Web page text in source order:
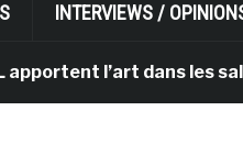
INTERVIEWS /
l’art dans les salles